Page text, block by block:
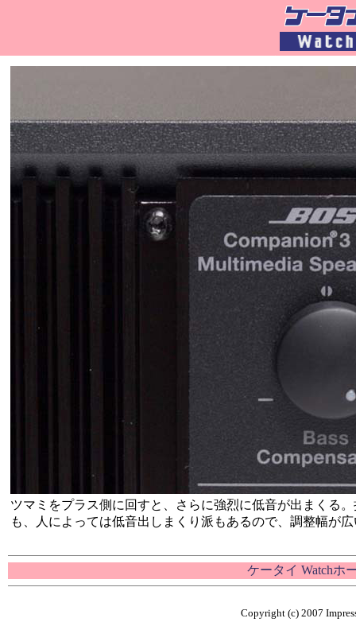
ツマミをプラス側に回すと、さらに強烈に低音が出まくる
も、人によっては低音出しまくり派もあるので、調整幅が
ケータイ Watchホ
Copyright (c) 2007